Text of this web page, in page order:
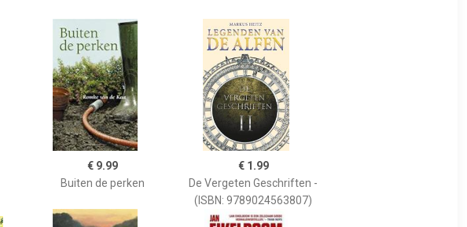
€ 9.99
Buiten de perken
€ 1.99
De Vergeten Geschriften -
(ISBN: 9789024563807)